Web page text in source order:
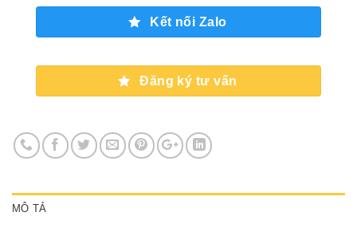
Kết nối Zalo
Đăng ký tư vấn
MÔ TẢ